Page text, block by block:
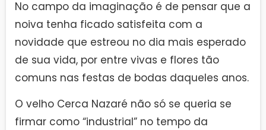
No campo da imaginação é de pensar que a
noiva tenha ficado satisfeita com a
novidade que estreou no dia mais esperado
de sua vida, por entre vivas e flores tão
comuns nas festas de bodas daqueles anos.
O velho Cerca Nazaré não só se queria se
firmar como “industrial” no tempo da